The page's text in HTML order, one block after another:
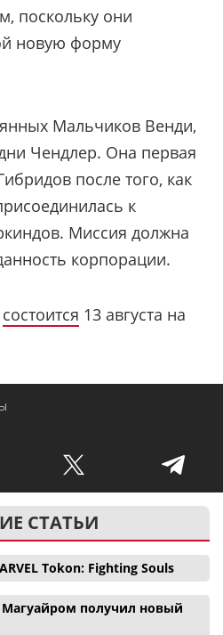
поскольку они
новую форму
Мальчиков Венди,
Чендлер. Она первая
после того, как
к
Миссия должна
корпорации.
состоится 13 августа на
СТАТЬИ
Tokon: Fighting Souls
Магуайром получил новый